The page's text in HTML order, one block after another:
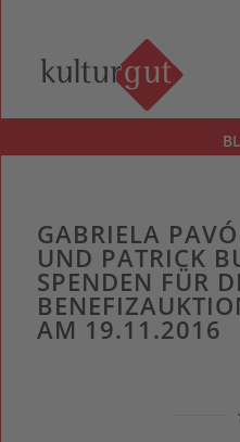
GABRIELA
UND PATRICK
SPENDEN FÜR
AM 19.11.2016